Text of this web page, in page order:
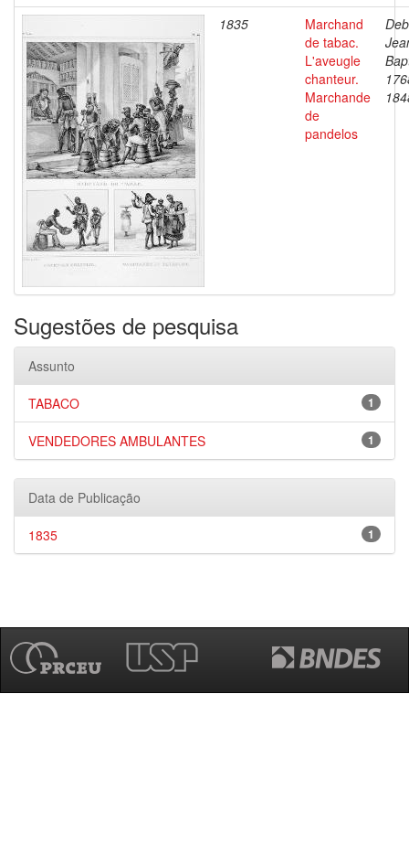
1835
Marchand
de tabac.
L'aveugle
chanteur.
Marchande
de
pandelos
Sugestões de pesquisa
Assunto
1
TABACO
1
VENDEDORES AMBULANTES
Data de Publicação
1
1835